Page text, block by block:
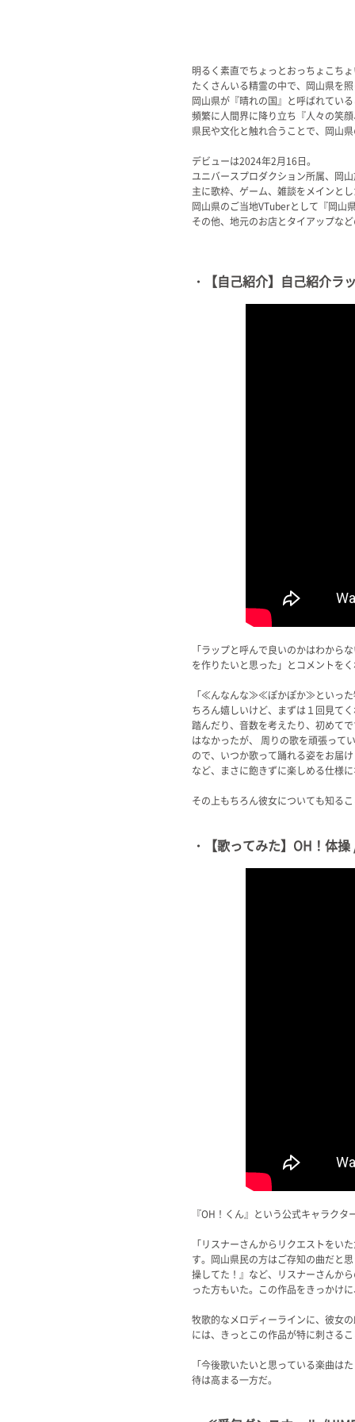
明るく素直でちょっとおっちょこち
たくさんいる精霊の中で、岡山県を
岡山県が『晴れの国』と呼ばれてい
頻繁に人間界に降り立ち『人々の笑
県民や文化と触れ合うことで、岡山
デビューは2024年2月16日。
ユニバースプロダクション所属、岡山
主に歌枠、ゲーム、雑談をメインとし
岡山県のご当地VTuberとして『岡山
その他、地元のお店とタイアップなど
・【自己紹介】自己紹介ラ
「ラップと呼んで良いのかはわから
を作りたいと思った」とコメントをく
「≪んなんな≫≪ぽかぽか≫といった
ちろん嬉しいけど、まずは１回見て
踏んだり、音数を考えたり、初めて
はなかったが、 周りの歌を頑張って
ので、いつか歌って踊れる姿をお届
など、まさに飽きずに楽しめる仕様に
その上もちろん彼女についても知る
・【歌ってみた】OH！体
『OH！くん』という公式キャラクタ
「リスナーさんからリクエストをい
す。岡山県民の方はご存知の曲だと
操してた！』など、リスナーさんか
った方もいた。この作品をきっかけ
牧歌的なメロディーラインに、彼女
には、きっとこの作品が特に刺さるこ
「今後歌いたいと思っている楽曲は
待は高まる一方だ。